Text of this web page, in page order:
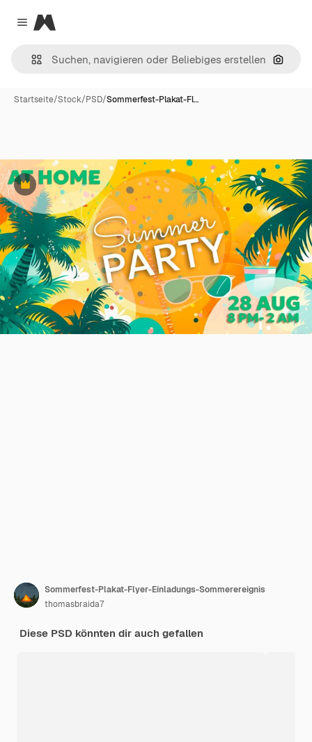
Close menu
Magnific
Nach
Startseite/Stock/PSD/Sommerfest-Plakat-Fl…
Premium
Sommerfest-Plakat-Flyer-Einladungs-Sommerereignis
thomasbraida7
Diese PSD könnten dir auch gefallen